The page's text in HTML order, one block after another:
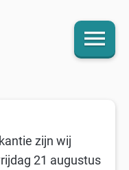
menu
zijn wij
21 augustus